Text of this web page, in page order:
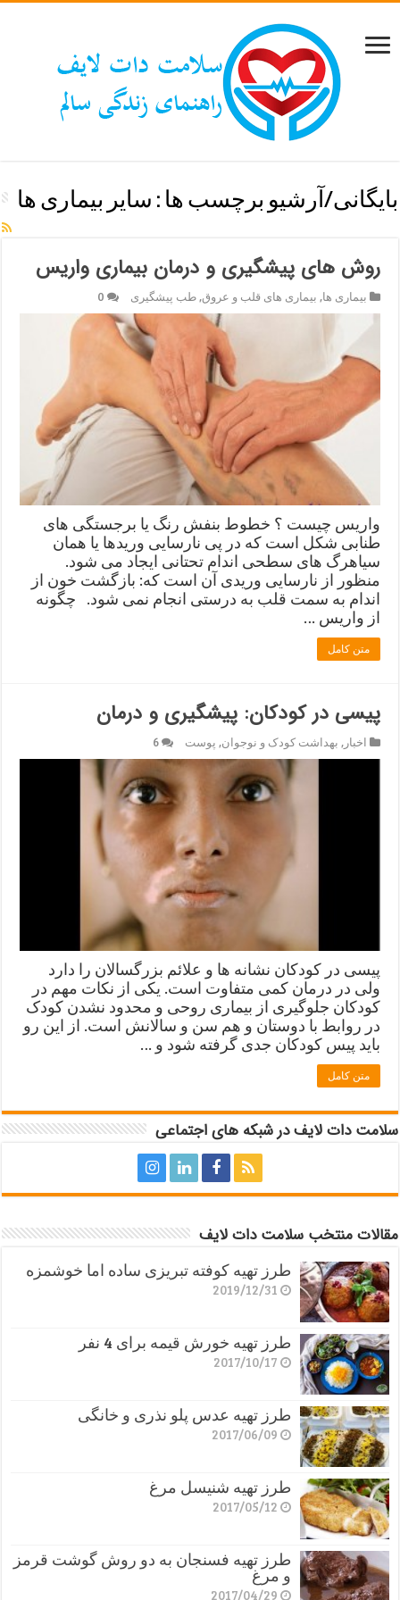
بایگانی/آرشیو برچسب ها : سایر بیماری ها
روش های پیشگیری و درمان بیماری واریس
بیماری ها, بیماری های قلب و عروق,طب پیشگیری 0
واریس چیست ؟ خطوط بنفش رنگ یا برجستگی های
طنابی شکل است که در پی نارسایی وریدها یا همان
سیاهرگ های سطحی اندام تحتانی ایجاد می شود.
منظور از نارسایی وریدی آن است که: بازگشت خون از
اندام به سمت قلب به درستی انجام نمی شود. چگونه
از واریس …
متن کامل
پیسی در کودکان: پیشگیری و درمان
اخبار, بهداشت کودک و نوجوان, پوست 6
پیسی در کودکان نشانه ها و علائم بزرگسالان را دارد
ولی در درمان کمی متفاوت است. یکی از نکات مهم در
کودکان جلوگیری از بیماری روحی و محدود نشدن کودک
در روابط با دوستان و هم سن و سالانش است. از این رو
باید پیس کودکان جدی گرفته شود و …
متن کامل
سلامت دات لایف در شبکه های اجتماعی
مقالات منتخب سلامت دات لایف
طرز تهیه کوفته تبریزی ساده اما خوشمزه
2019/12/31
طرز تهیه خورش قیمه برای 4 نفر
2017/10/17
طرز تهیه عدس پلو نذری و خانگی
2017/06/09
طرز تهیه شنیسل مرغ
2017/05/12
طرز تهیه فسنجان به دو روش گوشت قرمز
و مرغ
2017/04/29